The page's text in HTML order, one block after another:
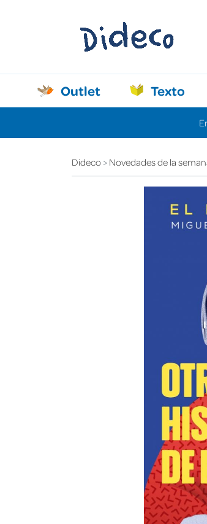
Outlet Texto
Dideco Novedades de la